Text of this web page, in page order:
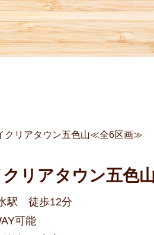
クリアタウン五色
駅 徒歩12分
可能